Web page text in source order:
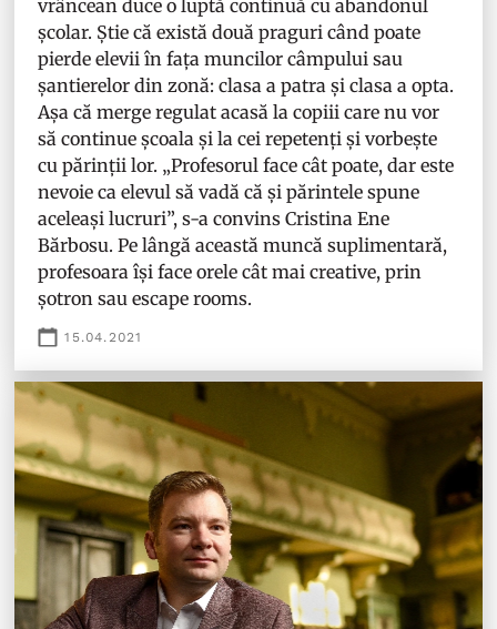
vrâncean duce o luptă continuă cu abandonul
școlar. Știe că există două praguri când poate
pierde elevii în fața muncilor câmpului sau
șantierelor din zonă: clasa a patra și clasa a opta.
Așa că merge regulat acasă la copiii care nu vor
să continue școala și la cei repetenți și vorbește
cu părinții lor. „Profesorul face cât poate, dar este
nevoie ca elevul să vadă că și părintele spune
aceleași lucruri”, s-a convins Cristina Ene
Bărbosu. Pe lângă această muncă suplimentară,
profesoara își face orele cât mai creative, prin
șotron sau escape rooms.
15.04.2021